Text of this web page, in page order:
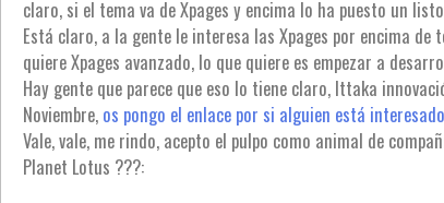
claro, si el tema va de Xpages y encima lo ha puesto un
Está claro, a la gente le interesa las Xpages por encima
quiere Xpages avanzado, lo que quiere es empezar a
Hay gente que parece que eso lo tiene claro, Ittaka
Noviembre, os pongo el enlace por si alguien está interesado
Vale, vale, me rindo, acepto el pulpo como animal de
Planet Lotus ???: